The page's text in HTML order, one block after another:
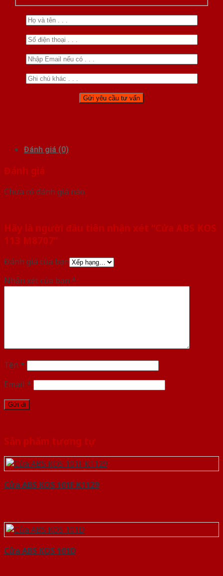
Đánh giá (0)
Đánh giá
Chưa có đánh giá nào.
Hãy là người đầu tiên nhận xét “Cửa ABS KOS
113 M8707”
Đánh giá của bạn
Nhận xét của bạn *
Tên *
Email *
Sản phẩm tương tự
Cửa ABS KOS 101F K1129
Cửa ABS KOS 101D